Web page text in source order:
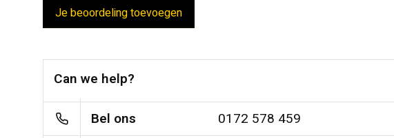
Je beoordeling toevoegen
Can we help?
Bel ons
0172 578 459